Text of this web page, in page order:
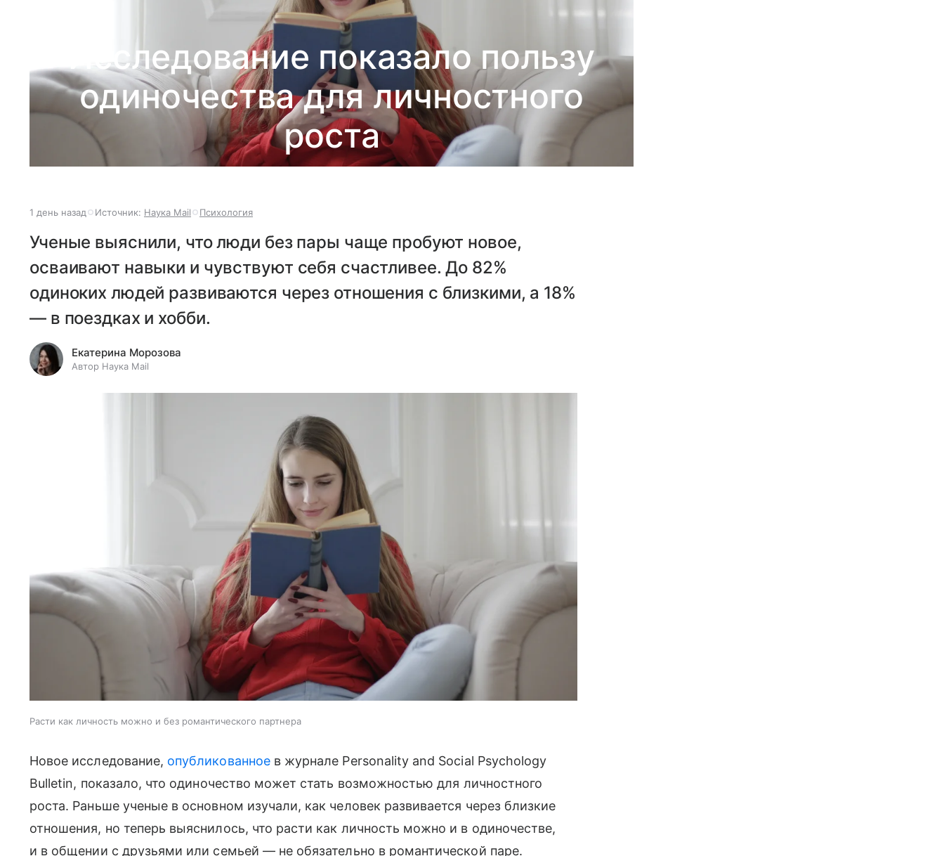
Исследование показало пользу
одиночества для личностного
роста
1 день назад Источник: Наука Mail Психология
Ученые выяснили, что люди без пары чаще пробуют новое,
осваивают навыки и чувствуют себя счастливее. До 82%
одиноких людей развиваются через отношения с близкими, а 18%
— в поездках и хобби.
Екатерина Морозова
Автор Наука Mail
Расти как личность можно и без романтического партнера
Новое исследование, опубликованноев журнале Personality and Social Psychology
Bulletin, показало, что одиночество может стать возможностью для личностного
роста. Раньше ученые в основном изучали, как человек развивается через близкие
отношения, но теперь выяснилось, что расти как личность можно и в одиночестве,
и в общении с друзьями или семьей — не обязательно в романтической паре.